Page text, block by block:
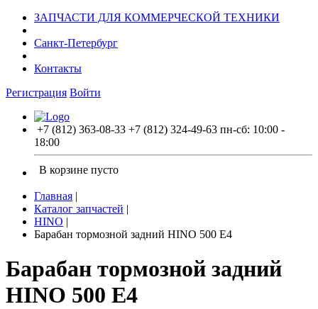
ЗАПЧАСТИ ДЛЯ КОММЕРЧЕСКОЙ ТЕХНИКИ
Санкт-Петербург
Контакты
Регистрация Войти
+7 (812) 363-08-33 +7 (812) 324-49-63 пн-сб: 10:00 -
18:00
В корзине пусто
Главная |
Каталог запчастей |
HINO |
Барабан тормозной задний HINO 500 E4
Барабан тормозной задний
HINO 500 E4